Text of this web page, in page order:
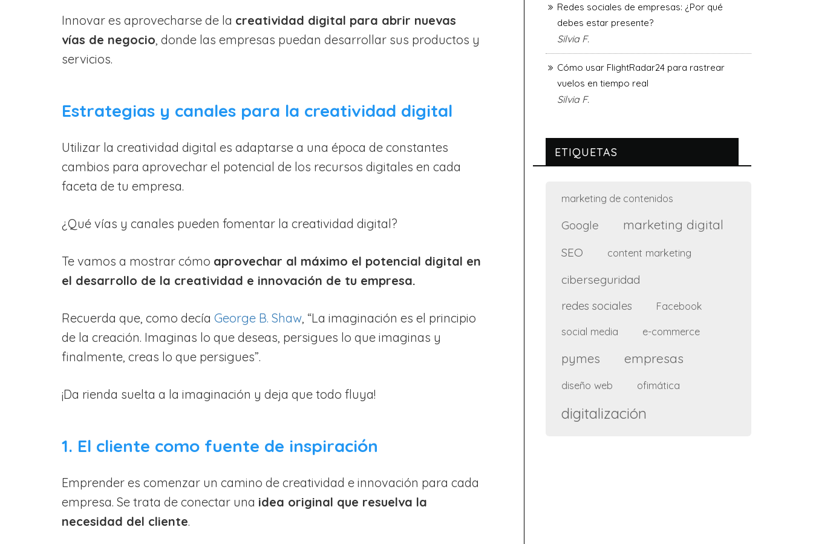
Innovar es aprovecharse de la creatividad digital para abrir nuevas
vías de negocio , donde las empresas puedan desarrollar sus productos y
servicios.
Estrategias y canales para la creatividad digital
Utilizar la creatividad digital es adaptarse a una época de constantes
cambios para aprovechar el potencial de los recursos digitales en cada
faceta de tu empresa.
¿Qué vías y canales pueden fomentar la creatividad digital?
Te vamos a mostrar cómo aprovechar al máximo el potencial digital en
el desarrollo de la creatividad e innovación de tu empresa.
Recuerda que, como decía George B. Shaw , “La imaginación es el principio
de la creación. Imaginas lo que deseas, persigues lo que imaginas y
finalmente, creas lo que persigues”.
¡Da rienda suelta a la imaginación y deja que todo fluya!
1. El cliente como fuente de inspiración
Emprender es comenzar un camino de creatividad e innovación para cada
empresa. Se trata de conectar una idea original que resuelva la
necesidad del cliente.
Redes sociales de empresas: ¿Por qué
debes estar presente?
Silvia F.
Cómo usar FlightRadar24 para rastrear
vuelos en tiempo real
Silvia F.
ETIQUETAS
marketing de contenidos
Google marketing digital
SEO content marketing
ciberseguridad
redes sociales Facebook
social media e-commerce
pymes empresas
diseño web ofimática
digitalización